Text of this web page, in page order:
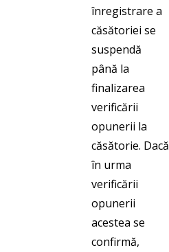
înregistrare a
căsătoriei se
suspendă
până la
finalizarea
verificării
opunerii la
căsătorie. Dacă
în urma
verificării
opunerii
acestea se
confirmă,